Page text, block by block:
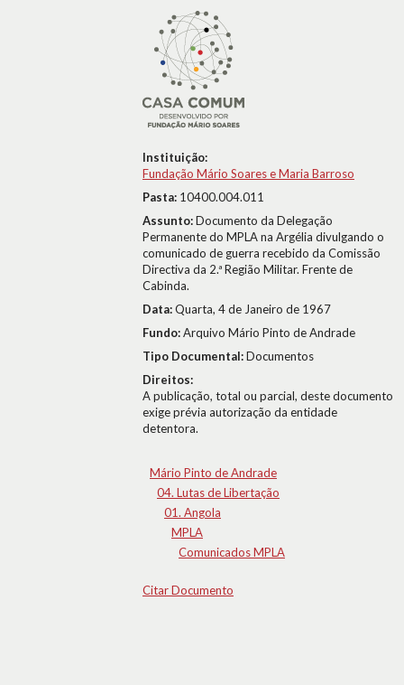
Instituição:
Fundação Mário Soares e Maria Barroso
Pasta: 10400.004.011
Assunto:Documento da Delegação
Permanente do MPLA na Argélia divulgando o
comunicado de guerra recebido da Comissão
Directiva da 2.ª Região Militar. Frente de
Cabinda.
Data:Quarta, 4 de Janeiro de 1967
Fundo:Arquivo Mário Pinto de Andrade
Tipo Documental:Documentos
Direitos:
A publicação, total ou parcial, deste documento
exige prévia autorização da entidade
detentora.
Mário Pinto de Andrade
04. Lutas de Libertação
01. Angola
MPLA
Comunicados MPLA
Citar Documento